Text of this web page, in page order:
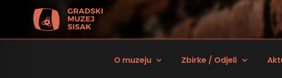
O muzeju Zbirke / Odjeli